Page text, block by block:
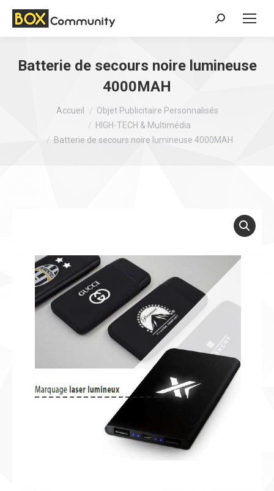
Search:
Batterie de secours noire lumineuse
4000MAH
Vous êtes ici :Accueil
Objet Publicitaire Personnalisés
HIGH-TECH & Multimédia
Batterie de secours noire lumineuse 4000MAH